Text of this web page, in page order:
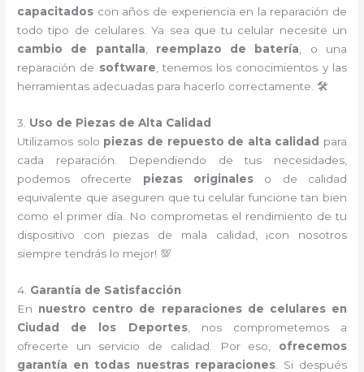
capacitados con años de experiencia en la reparación de
todo tipo de celulares. Ya sea que tu celular necesite un
cambio de pantalla
reemplazo de batería , o una
reparación de software , tenemos los conocimientos y las
herramientas adecuadas para hacerlo correctamente. 🛠️
3. Uso de Piezas de Alta Calidad
Utilizamos solo piezas de repuesto de alta calidad para
cada reparación. Dependiendo de tus necesidades,
podemos ofrecerte piezas originales o de calidad
equivalente que aseguren que tu celular funcione tan bien
como el primer día. No comprometas el rendimiento de tu
dispositivo con piezas de mala calidad, ¡con nosotros
siempre tendrás lo mejor! 💯
4. Garantía de Satisfacción
En nuestro centro de reparaciones de celulares en
Ciudad de los Deportes, nos comprometemos a
ofrecerte un servicio de calidad. Por eso, ofrecemos
garantía en todas nuestras reparaciones. Si después